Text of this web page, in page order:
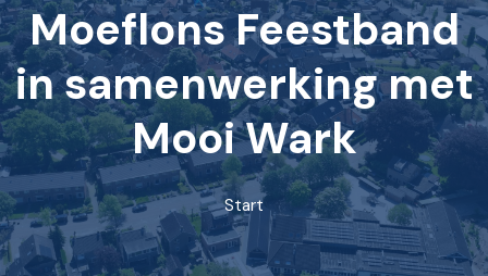
Moeflons Feestband
in samenwerking met
Mooi Wark
Start